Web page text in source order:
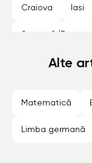
Craiova Iasi
Sector 2
Sector 4Alte
Matematică
Limba germană